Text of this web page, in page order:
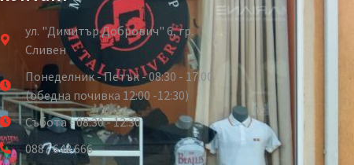
ул. "Димитър Добрович" 6, гр.
Сливен
Понеделник - Петък - 08:30 - 17:00
(обедна почивка 12:00 -12:30)
Събота - 08:30 - 12:30
0887 648 666